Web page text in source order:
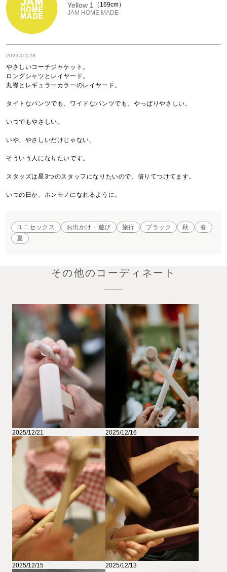
Yellow 1
JAM HOME MADE
169cm
2023/02/28
やさしいコーチジャケット。
ロングシャツとレイヤード。
丸襟とレギュラーカラーのレイヤード。
タイトなパンツでも、ワイドなパンツでも、やっぱりやさしい。
いつでもやさしい。
いや、やさしいだけじゃない。
そういう人になりたいです。
スタッズは星3つのスタッフになりたいので、借りてつけてます。
ユニセックス お出かけ・遊び 旅行 ブラック 秋
春
夏
その他のコーディネート
2025/12/21 2025/12/16
2025/12/15 2025/12/13